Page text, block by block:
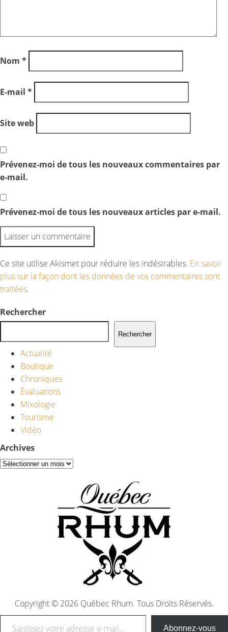
Nom *
E-mail *
Site web
Prévenez-moi de tous les nouveaux commentaires par
e-mail.
Prévenez-moi de tous les nouveaux articles par e-mail.
Ce site utilise Akismet pour réduire les indésirables. En savoir
plus sur la façon dont les données de vos commentaires sont
traitées.
Rechercher
Rechercher
Actualité
Boutique
Chroniques
Évaluations
Mixologie
Tourisme
Vidéo
Archives
Copyright © 2026 Québec Rhum. Tous Droits Réservés.
Saisissez votre adresse e-mail…
Abonnez-vous